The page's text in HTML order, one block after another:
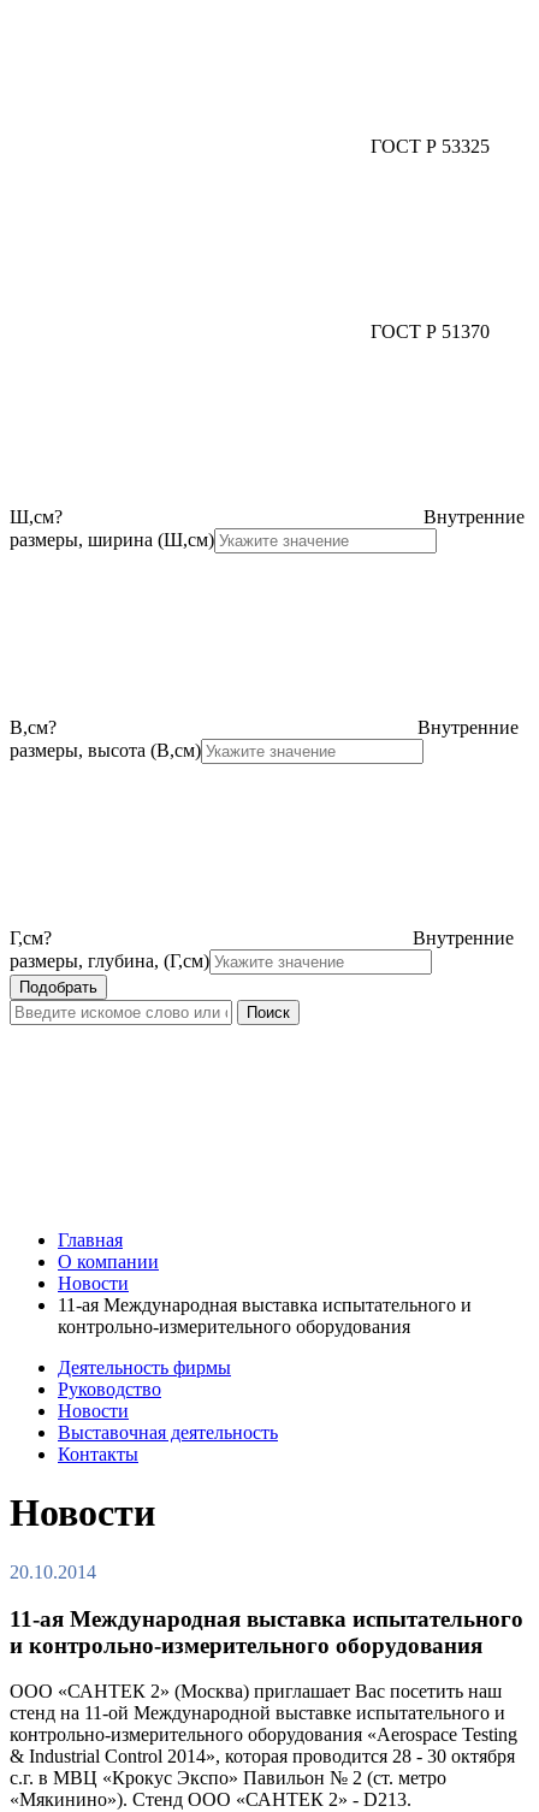
ГОСТ Р 53325
ГОСТ Р 51370
Ш,см?
Внутренние
размеры, ширина (Ш,см)
В,см?
Внутренние
размеры, высота (В,см)
Г,см?
Внутренние
размеры, глубина, (Г,см)
Главная
О компании
Новости
11-ая Международная выставка испытательного и
контрольно-измерительного оборудования
Деятельность фирмы
Руководство
Новости
Выставочная деятельность
Контакты
Новости
20.10.2014
11-ая Международная выставка испытательного
и контрольно-измерительного оборудования
ООО «САНТЕК 2» (Москва) приглашает Вас посетить наш
стенд на 11-ой Международной выставке испытательного и
контрольно-измерительного оборудования «Aerospace Testing
& Industrial Control 2014», которая проводится 28 - 30 октября
с.г. в МВЦ «Крокус Экспо» Павильон № 2 (ст. метро
«Мякинино»). Стенд ООО «САНТЕК 2» - D213.